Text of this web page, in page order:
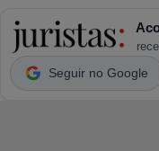
Seguir no Google